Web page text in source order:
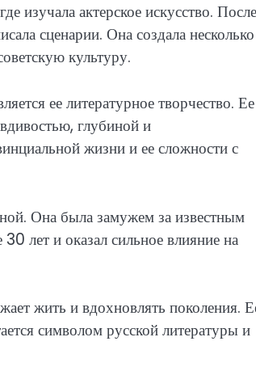
изучала актерское искусство. После
сценарии. Она создала несколько
культуру.
ее литературное творчество. Ее
глубиной и
жизни и ее сложности с
Она была замужем за известным
лет и оказал сильное влияние на
жить и вдохновлять поколения.
символом русской литературы и